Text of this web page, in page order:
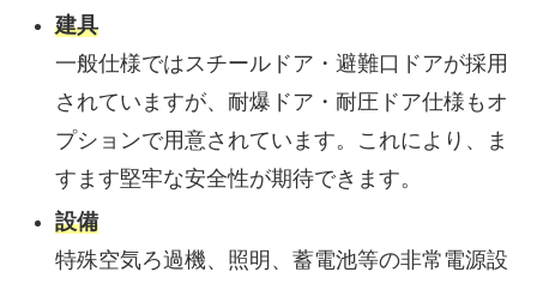
建具
一般仕様ではスチールドア・避難口ドアが採用
されていますが、耐爆ドア・耐圧ドア仕様もオ
プションで用意されています。これにより、ま
すます堅牢な安全性が期待できます。
設備
特殊空気ろ過機、照明、蓄電池等の非常電源設